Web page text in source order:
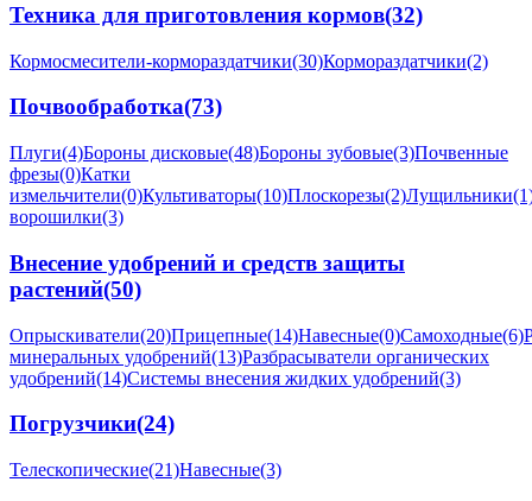
Техника для приготовления кормов(32)
Кормосмесители-кормораздатчики(30)Кормораздатчики(2)
Почвообработка(73)
Плуги(4)Бороны дисковые(48)Бороны зубовые(3)Почвенные
фрезы(0)Катки
измельчители(0)Культиваторы(10)Плоскорезы(2)Лущильники
ворошилки(3)
Внесение удобрений и средств защиты
растений(50)
Опрыскиватели(20)Прицепные(14)Навесные(0)Самоходные(6)
минеральных удобрений(13)Разбрасыватели органических
удобрений(14)Системы внесения жидких удобрений(3)
Погрузчики(24)
Телескопические(21)Навесные(3)